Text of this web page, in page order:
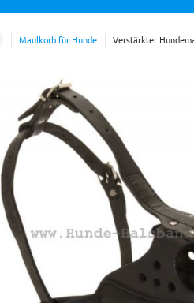
Maulkorb für Hunde Verstärkter